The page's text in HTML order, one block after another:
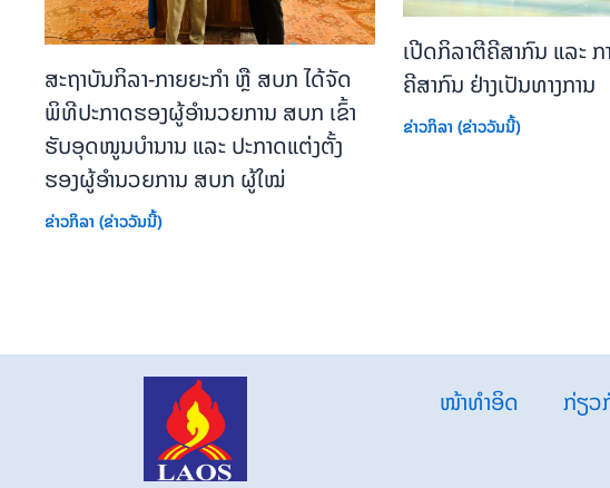
ສະຖາບັນກິລາ-ກາຍຍະກຳ ຫຼື ສບກ ໄດ້ຈັດ
ພິທີປະກາດຮອງຜູ້ອຳນວຍການ ສບກ ເຂົ້າ
ຮັບອຸດໜູນບຳນານ ແລະ ປະກາດແຕ່ງຕັ້ງ
ຮອງຜູ້ອຳນວຍການ ສບກ ຜູ້ໃໝ່
ຂ່າວກິລາ (ຂ່າວວັນນີ້)
ເປີດກິລາຕີຄີສາກົນ ແລະ
ຄີສາກົນ ຢ່າງເປັນທາງການ
ຂ່າວກິລາ (ຂ່າວວັນນີ້)
ໜ້າທຳອິດ ກ່ຽວ